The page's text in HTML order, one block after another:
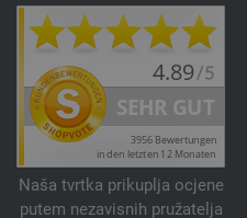
Naša tvrtka prikuplja ocjene
putem nezavisnih pružatelja